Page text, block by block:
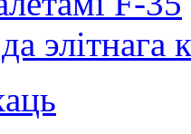
элітнага